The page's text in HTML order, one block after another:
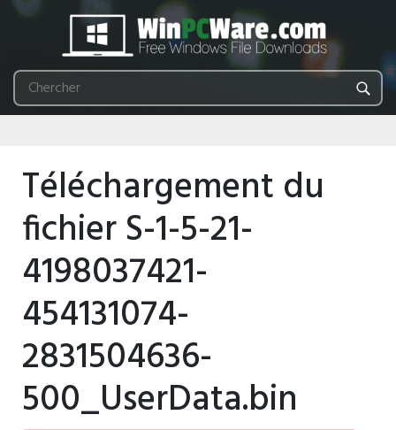
Téléchargement du
fichier S-1-5-21-
4198037421-
454131074-
2831504636-
500_UserData.bin